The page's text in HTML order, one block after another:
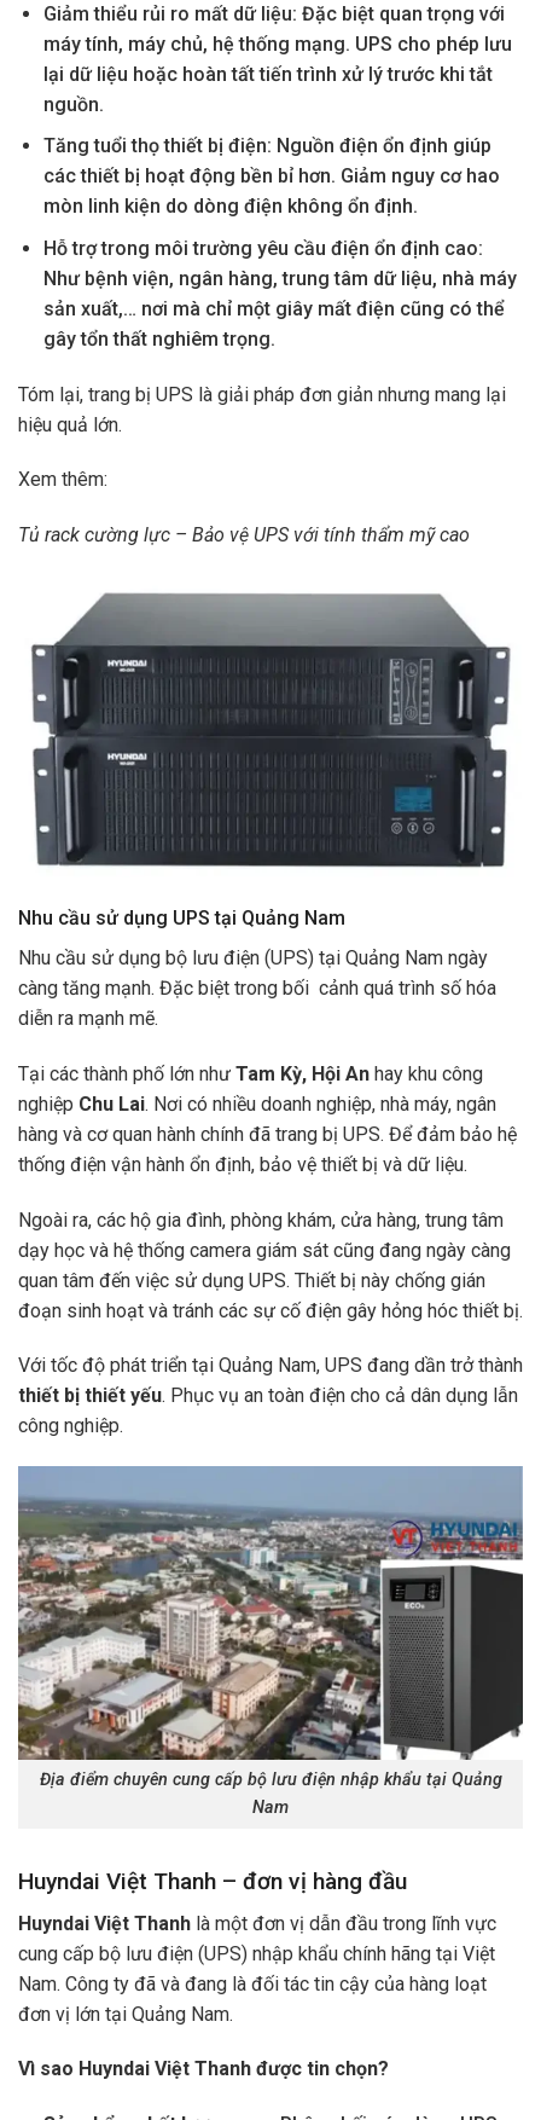
Giảm thiểu rủi ro mất dữ liệu: Đặc biệt quan trọng với
máy tính, máy chủ, hệ thống mạng. UPS cho phép lưu
lại dữ liệu hoặc hoàn tất tiến trình xử lý trước khi tắt
nguồn.
Tăng tuổi thọ thiết bị điện: Nguồn điện ổn định giúp
các thiết bị hoạt động bền bỉ hơn. Giảm nguy cơ hao
mòn linh kiện do dòng điện không ổn định.
Hỗ trợ trong môi trường yêu cầu điện ổn định cao:
Như bệnh viện, ngân hàng, trung tâm dữ liệu, nhà máy
sản xuất,… nơi mà chỉ một giây mất điện cũng có thể
gây tổn thất nghiêm trọng.
Tóm lại, trang bị UPS là giải pháp đơn giản nhưng mang lại
hiệu quả lớn.
Xem thêm:
Tủ rack cường lực – Bảo vệ UPS với tính thẩm mỹ cao
Nhu cầu sử dụng UPS tại Quảng Nam
Nhu cầu sử dụng bộ lưu điện (UPS) tại Quảng Nam ngày
càng tăng mạnh. Đặc biệt trong bối cảnh quá trình số hóa
diễn ra mạnh mẽ.
Tại các thành phố lớn như Tam Kỳ, Hội An hay khu công
nghiệp Chu Lai. Nơi có nhiều doanh nghiệp, nhà máy, ngân
hàng và cơ quan hành chính đã trang bị UPS. Để đảm bảo hệ
thống điện vận hành ổn định, bảo vệ thiết bị và dữ liệu.
Ngoài ra, các hộ gia đình, phòng khám, cửa hàng, trung tâm
dạy học và hệ thống camera giám sát cũng đang ngày càng
quan tâm đến việc sử dụng UPS. Thiết bị này chống gián
đoạn sinh hoạt và tránh các sự cố điện gây hỏng hóc thiết bị.
Với tốc độ phát triển tại Quảng Nam, UPS đang dần trở thành
thiết bị thiết yếu. Phục vụ an toàn điện cho cả dân dụng lẫn
công nghiệp.
Địa điểm chuyên cung cấp bộ lưu điện nhập khẩu tại Quảng
Nam
Huyndai Việt Thanh – đơn vị hàng đầu
Huyndai Việt Thanh là một đơn vị dẫn đầu trong lĩnh vực
cung cấp bộ lưu điện (UPS) nhập khẩu chính hãng tại Việt
Nam. Công ty đã và đang là đối tác tin cậy của hàng loạt
đơn vị lớn tại Quảng Nam.
Vì sao Huyndai Việt Thanh được tin chọn?